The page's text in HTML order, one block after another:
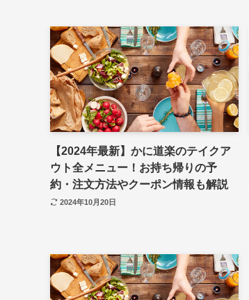
【2024年最新】かに道楽のテイクア
ウト全メニュー！お持ち帰りの予
約・注文方法やクーポン情報も解説
2024年10月20日